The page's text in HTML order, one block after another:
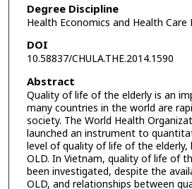
Degree Discipline
Health Economics and Health
DOI
10.58837/CHULA.THE.2014.1590
Abstract
Quality of life of the elderly is an
many countries in the world are
society. The World Health
launched an instrument to
level of quality of life of the elderly,
OLD. In Vietnam, quality of life of
been investigated, despite the
OLD, and relationships between